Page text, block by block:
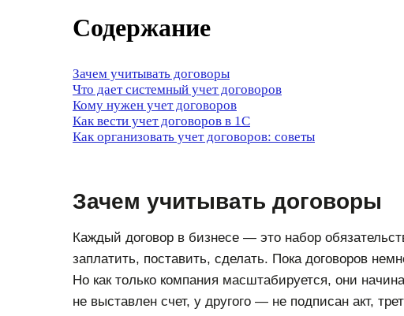
Содержание
Зачем учитывать договоры
Что дает системный учет договоров
Кому нужен учет договоров
Как вести учет договоров в 1С
Как организовать учет договоров: советы
Зачем учитывать договоры
Каждый договор в бизнесе — это набор
заплатить, поставить, сделать. Пока договоров
Но как только компания масштабируется, они
не выставлен счет, у другого — не подписан акт,